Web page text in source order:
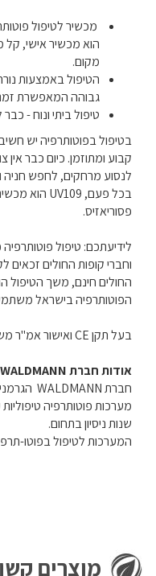
הוא מכשיר אישי,
מקום.
הטיפול באמצעות
גבוהה המאפשרת
טיפול ביתי ונוח -
בטיפול בפוטותרפיה יש
קבוע ומתוזמן. כיום כבר אין
לנסוע מרחקים, לחפש חניה
בכל פעם, UV109 הוא
פסוריאזיס.
לידיעתכם: טיפול
וחברי קופות החולים זכאים
הפוטותרפיה בישראל
בעל תקן CE ואישור אמ"ר משרד הבריאות.
אודות חברתWALDMANN
חברתWALDMANN
מערכות פוטותרפיה טיפוליות
שנות ניסיון בתחום.
המערכות לטיפול בפוטו-
מוצרים